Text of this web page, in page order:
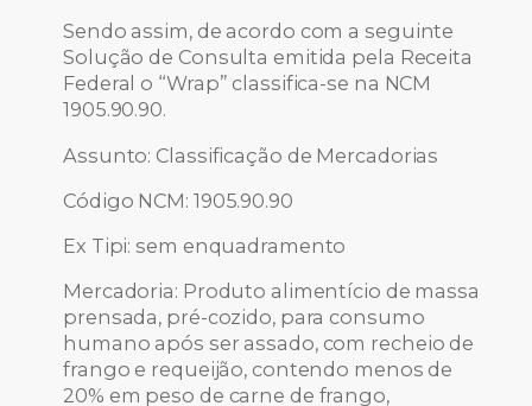
Sendo assim, de acordo com a seguinte
Solução de Consulta emitida pela Receita
Federal o “Wrap” classifica-se na NCM
1905.90.90.
Assunto: Classificação de Mercadorias
Código NCM: 1905.90.90
Ex Tipi: sem enquadramento
Mercadoria: Produto alimentício de massa
prensada, pré-cozido, para consumo
humano após ser assado, com recheio de
frango e requeijão, contendo menos de
20% em peso de carne de frango,